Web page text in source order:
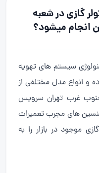
گازی در شعبه
انجام میشود؟
سیستم های تهویه
و انواع مدل مختلفی از
جنوب غرب تهران سرویس
های مجرب تعمیرات
موجود در بازار را به